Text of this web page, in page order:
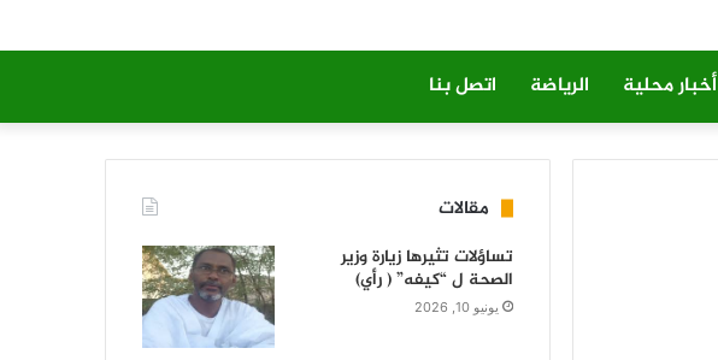
أخبار محلية الرياضة اتصل بنا
مقالات
تساؤلات تثيرها زيارة وزير
الصحة ل “كيفه” ( رأي)
يونيو 10, 2026